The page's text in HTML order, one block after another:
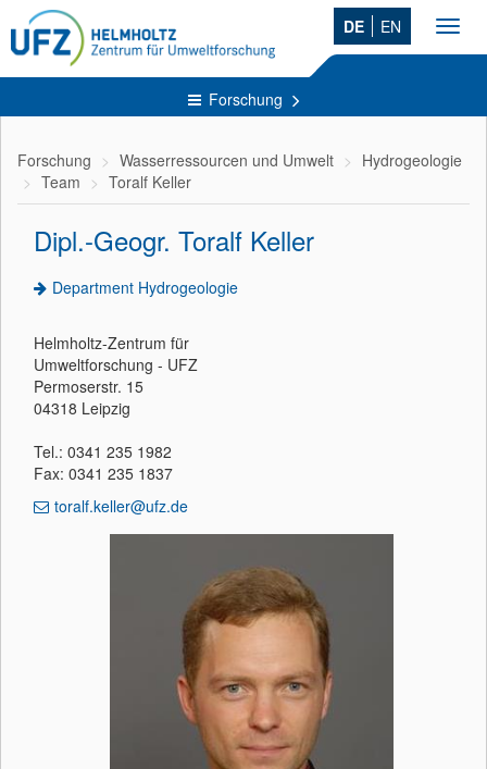
DE EN
Forschung
Forschung Wasserressourcen und Umwelt
Hydrogeologie
Team
Toralf Keller
Dipl.-Geogr. Toralf Keller
Department Hydrogeologie
Helmholtz-Zentrum für
Umweltforschung - UFZ
Permoserstr. 15
04318 Leipzig
Tel.: 0341 235 1982
Fax: 0341 235 1837
toralf.keller@ufz.de